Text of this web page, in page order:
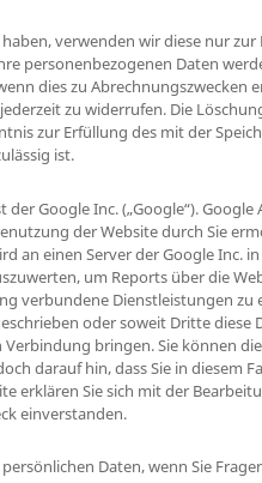
verwenden wir diese nur
personenbezogenen Daten
dies zu Abrechnungszwecken
zu widerrufen. Die
zur Erfüllung des mit der
ist.
Google Inc. („Google“).
der Website durch Sie
an einen Server der Google Inc.
um Reports über die
verbundene Dienstleistungen zu
oder soweit Dritte
bringen. Sie können
darauf hin, dass Sie in diesem
erklären Sie sich mit der
einverstanden.
Daten, wenn Sie